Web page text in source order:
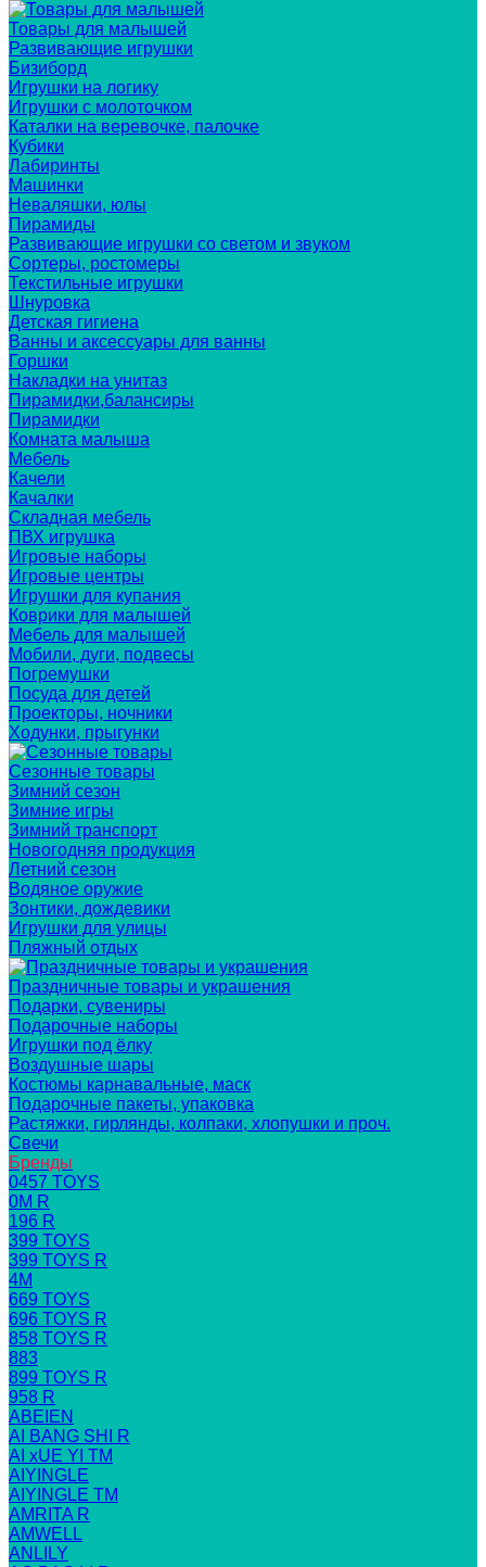
Товары для малышей
Развивающие игрушки
Бизиборд
Игрушки на логику
Игрушки с молоточком
Каталки на веревочке, палочке
Кубики
Лабиринты
Машинки
Неваляшки, юлы
Пирамиды
Развивающие игрушки со светом и звуком
Сортеры, ростомеры
Текстильные игрушки
Шнуровка
Детская гигиена
Ванны и аксессуары для ванны
Горшки
Накладки на унитаз
Пирамидки,балансиры
Пирамидки
Комната малыша
Мебель
Качели
Качалки
Складная мебель
ПВХ игрушка
Игровые наборы
Игровые центры
Игрушки для купания
Коврики для малышей
Мебель для малышей
Мобили, дуги, подвесы
Погремушки
Посуда для детей
Проекторы, ночники
Ходунки, прыгунки
Сезонные товары
Зимний сезон
Зимние игры
Зимний транспорт
Новогодняя продукция
Летний сезон
Водяное оружие
Зонтики, дождевики
Игрушки для улицы
Пляжный отдых
Праздничные товары и украшения
Подарки, сувениры
Подарочные наборы
Игрушки под ёлку
Воздушные шары
Костюмы карнавальные, маск
Подарочные пакеты, упаковка
Растяжки, гирлянды, колпаки, хлопушки и проч.
Свечи
Бренды
0457 TOYS
0M R
196 R
399 TOYS
399 TOYS R
4M
669 TOYS
696 TOYS R
858 TOYS R
883
899 TOYS R
958 R
ABEIEN
AI BANG SHI R
AI xUE YI TM
AIYINGLE
AIYINGLE TM
AMRITA R
AMWELL
ANLILY